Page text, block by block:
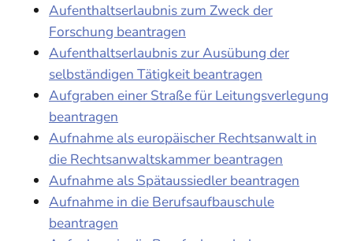
Aufenthaltserlaubnis zum Zweck der
Forschung beantragen
Aufenthaltserlaubnis zur Ausübung der
selbständigen Tätigkeit beantragen
Aufgraben einer Straße für Leitungsverlegung
beantragen
Aufnahme als europäischer Rechtsanwalt in
die Rechtsanwaltskammer beantragen
Aufnahme als Spätaussiedler beantragen
Aufnahme in die Berufsaufbauschule
beantragen